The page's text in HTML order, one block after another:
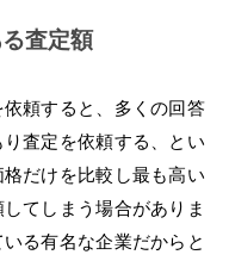
査定額
頼すると、多くの回答
査定を依頼する、とい
だけを比較し最も高い
てしまう場合がありま
る有名な企業だからと